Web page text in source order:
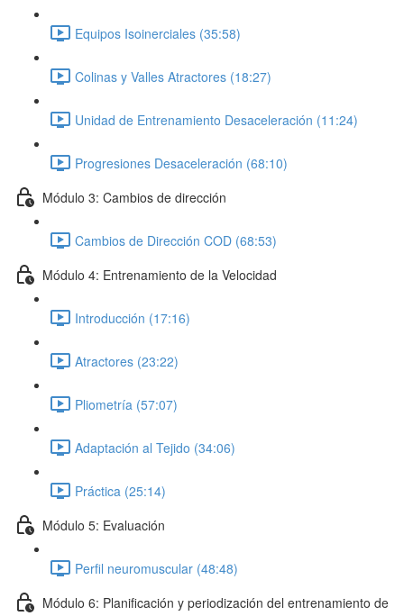
Equipos Isoinerciales (35:58)
Colinas y Valles Atractores (18:27)
Unidad de Entrenamiento Desaceleración (11:24)
Progresiones Desaceleración (68:10)
Módulo 3: Cambios de dirección
Cambios de Dirección COD (68:53)
Módulo 4: Entrenamiento de la Velocidad
Introducción (17:16)
Atractores (23:22)
Pliometría (57:07)
Adaptación al Tejido (34:06)
Práctica (25:14)
Módulo 5: Evaluación
Perfil neuromuscular (48:48)
Módulo 6: Planificación y periodización del entrenamiento de